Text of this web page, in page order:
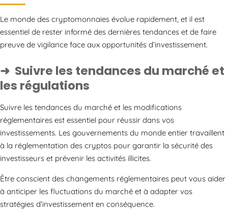
Le monde des cryptomonnaies évolue rapidement, et il est
essentiel de rester informé des dernières tendances et de faire
preuve de vigilance face aux opportunités d’investissement.
Suivre les tendances du marché et
les régulations
Suivre les tendances du marché et les modifications
réglementaires est essentiel pour réussir dans vos
investissements. Les gouvernements du monde entier travaillent
à la réglementation des cryptos pour garantir la sécurité des
investisseurs et prévenir les activités illicites.
Être conscient des changements réglementaires peut vous aider
à anticiper les fluctuations du marché et à adapter vos
stratégies d’investissement en conséquence.